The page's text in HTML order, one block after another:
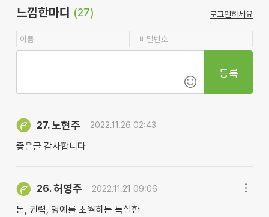
느낌한마디 (27) 로그인하세요
등록
27.노현주 2022.11.26 02:43
좋은글 감사합니다
26.허영주 2022.11.21 09:06
돈, 권력, 명예를 초월하는 독실한